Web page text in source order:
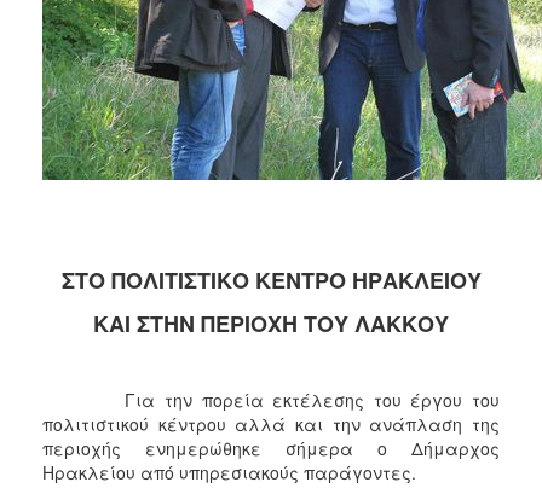
ΣΤΟ ΠΟΛΙΤΙΣΤΙΚΟ ΚΕΝΤΡΟ ΗΡΑΚΛΕΙΟΥ
ΚΑΙ ΣΤΗΝ ΠΕΡΙΟΧΗ ΤΟΥ ΛΑΚΚΟΥ
Για την πορεία εκτέλεσης του έργου του
πολιτιστικού κέντρου αλλά και την ανάπλαση της
περιοχής ενημερώθηκε σήμερα ο Δήμαρχος
Ηρακλείου από υπηρεσιακούς παράγοντες.